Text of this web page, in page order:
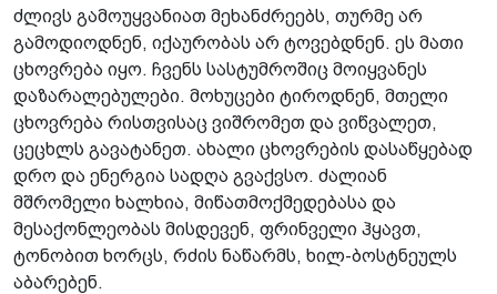
ძლივს გამოუყვანიათ მეხანძრეებს, თურმე არ
გამოდიოდნენ, იქაურობას არ ტოვებდნენ. ეს მათი
ცხოვრება იყო. ჩვენს სასტუმროშიც მოიყვანეს
დაზარალებულები. მოხუცები ტიროდნენ, მთელი
ცხოვრება რისთვისაც ვიშრომეთ და ვიწვალეთ,
ცეცხლს გავატანეთ. ახალი ცხოვრების დასაწყებად
დრო და ენერგია სადღა გვაქვსო. ძალიან
მშრომელი ხალხია, მიწათმოქმედებასა და
მესაქონლეობას მისდევენ, ფრინველი ჰყავთ,
ტონობით ხორცს, რძის ნაწარმს, ხილ-ბოსტნეულს
აბარებენ.